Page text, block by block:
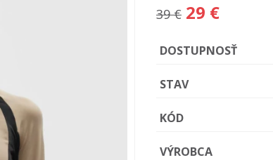
39 € 29 €
DOSTUPNOSŤ
STAV
KÓD
VÝROBCA